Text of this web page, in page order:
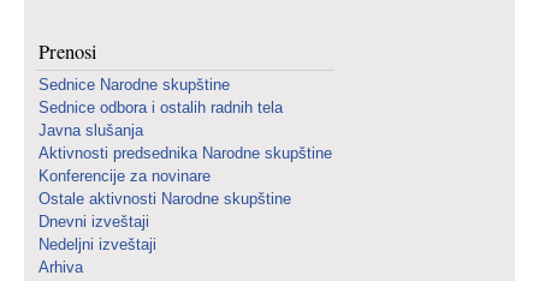
Prenosi
Sednice Narodne skupštine
Sednice odbora i ostalih radnih tela
Javna slušanja
Aktivnosti predsednika Narodne skupštine
Konferencije za novinare
Ostale aktivnosti Narodne skupštine
Dnevni izveštaji
Nedeljni izveštaji
Arhiva